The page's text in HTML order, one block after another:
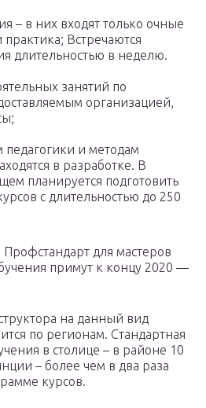
– в них входят только очные
практика; Встречаются
длительностью в неделю.
занятий по
организацией,
педагогики и методам
в разработке. В
планируется подготовить
с длительностью до 250
для мастеров
примут к концу 2020 —
на данный вид
по регионам. Стандартная
в столице – в районе 10
– более чем в два раза
курсов.